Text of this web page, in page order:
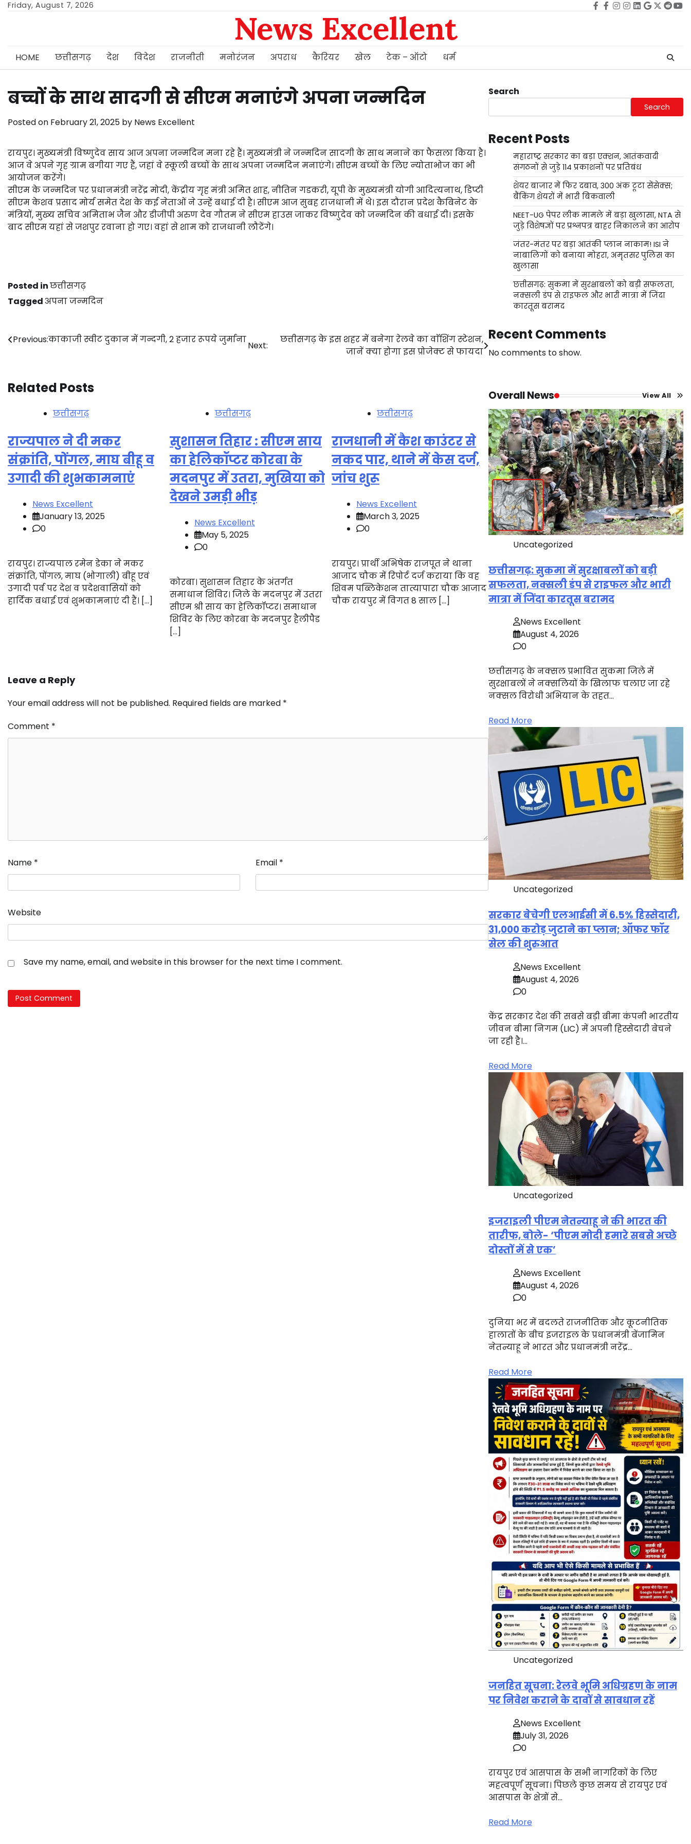
SkipFriday, August 7, 2026 Facebook
facebook
Instagram
instagram
Linkedin
google
Twitter
reddit
News Excellent
HOME छत्तीसगढ़ देश विदेश राजनीती मनोरंजन अपराध कैरियर खेल टेक – ऑटो धर्म
बच्चों के साथ सादगी से सीएम मनाएंगे अपना जन्‍मदिन
Posted on February 21, 2025 by News Excellent
रायपुर। मुख्‍यमंत्री विष्‍णुदेव साय आज अपना जन्‍मदिन मना रहे हैं। मुख्‍यमंत्री ने जन्‍मदिन सादगी के साथ मनाने का फैसला किया है।
आज वे अपने गृह ग्राम बगीया गए हैं, जहां वे स्‍कूली बच्‍चों के साथ अपना जन्‍मदिन मनाएंगे। सीएम बच्‍चों के लिए न्‍योताभोज का भी
आयोजन करेंगे।
सीएम के जन्‍मदिन पर प्रधानमंत्री नरेंद्र मोदी, केंद्रीय गृह मंत्री अमित शाह, नीतिन गडकरी, यूपी के मुख्‍यमंत्री योगी आदित्‍यनाथ, डिप्‍टी
सीएम केशव प्रसाद मोर्य समेत देश के कई नेताओं ने उन्‍हें बधाई दी है। सीएम आज सुबह राजधानी में थे। इस दौरान प्रदेश कैबिनेट के
मंत्रियों, मुख्‍य सचिव अमिताभ जैन और डीजीपी अरुण देव गौतम ने सीएम हाउस जाकर विष्‍णुदेव को जन्‍मदिन की बधाई दी। इसके
बाद सीएम यहां से जशपुर रवाना हो गए। वहां से शाम को राजधानी लौटेंगे।
Posted inछत्तीसगढ़
Taggedअपना जन्‍मदिन
Post
Previous:काकाजी स्वीट दुकान में गन्दगी, 2 हजार रूपये जुर्माना
Next:
छत्तीसगढ़ के इस शहर में बनेगा रेलवे का वाॅशिंग स्टेशन,
जानें क्या होगा इस प्रोजेक्ट से फायदा
Related Posts
छत्तीसगढ़
राज्यपाल ने दी मकर
संक्रांति, पोंगल, माघ बीहू व
उगादी की शुभकामनाएं
News Excellent
January 13, 2025
0
रायपुर। राज्यपाल रमेन डेका ने मकर
संक्रांति, पोंगल, माघ (भोगाली) बीहू एवं
उगादी पर्व पर देश व प्रदेशवासियों को
हार्दिक बधाई एवं शुभकामनाएं दी हैं। […]
छत्तीसगढ़
सुशासन तिहार : सीएम साय
का हेलिकॉप्टर कोरबा के
मदनपुर में उतरा, मुखिया को
देखने उमड़ी भीड़
News Excellent
May 5, 2025
0
कोरबा। सुशासन तिहार के अंतर्गत
समाधान शिविर। जिले के मदनपुर में उतरा
सीएम श्री साय का हेलिकॉप्टर। समाधान
शिविर के लिए कोरबा के मदनपुर हैलीपैड
[…]
छत्तीसगढ़
राजधानी में कैश काउंटर से
नकद पार, थाने में केस दर्ज,
जांच शुरू
News Excellent
March 3, 2025
0
रायपुर। प्रार्थी अभिषेक राजपूत ने थाना
आजाद चौक में रिपोर्ट दर्ज कराया कि वह
शिवम पब्लिकेशन तात्यापारा चौक आजाद
चौक रायपुर में विगत 8 साल […]
Leave a Reply
Your email address will not be published. Required fields are marked *
Comment *
Name * Email *
Website
Save my name, email, and website in this browser for the next time I comment.
Search
Search
Recent Posts
महाराष्ट्र सरकार का बड़ा एक्शन, आतंकवादी
संगठनों से जुड़े 114 प्रकाशनों पर प्रतिबंध
शेयर बाजार में फिर दबाव, 300 अंक टूटा सेंसेक्स;
बैंकिंग शेयरों में भारी बिकवाली
NEET-UG पेपर लीक मामले में बड़ा खुलासा, NTA से
जुड़े विशेषज्ञों पर प्रश्नपत्र बाहर निकालने का आरोप
जंतर-मंतर पर बड़ा आतंकी प्लान नाकाम! ISI ने
नाबालिगों को बनाया मोहरा, अमृतसर पुलिस का
खुलासा
छत्तीसगढ़: सुकमा में सुरक्षाबलों को बड़ी सफलता,
नक्सली डंप से राइफल और भारी मात्रा में जिंदा
कारतूस बरामद
Recent Comments
No comments to show.
Overall News View All
Uncategorized
छत्तीसगढ़: सुकमा में सुरक्षाबलों को बड़ी
सफलता, नक्सली डंप से राइफल और भारी
मात्रा में जिंदा कारतूस बरामद
News Excellent
August 4, 2026
0
छत्तीसगढ़ के नक्सल प्रभावित सुकमा जिले में
सुरक्षाबलों ने नक्सलियों के खिलाफ चलाए जा रहे
नक्सल विरोधी अभियान के तहत…
Read More
Uncategorized
सरकार बेचेगी एलआईसी में 6.5% हिस्सेदारी,
31,000 करोड़ जुटाने का प्लान; ऑफर फॉर
सेल की शुरुआत
News Excellent
August 4, 2026
0
केंद्र सरकार देश की सबसे बड़ी बीमा कंपनी भारतीय
जीवन बीमा निगम (LIC) में अपनी हिस्सेदारी बेचने
जा रही है।…
Read More
Uncategorized
इजराइली पीएम नेतन्याहू ने की भारत की
तारीफ, बोले- ‘पीएम मोदी हमारे सबसे अच्छे
दोस्तों में से एक’
News Excellent
August 4, 2026
0
दुनिया भर में बदलते राजनीतिक और कूटनीतिक
हालातों के बीच इजराइल के प्रधानमंत्री बेंजामिन
नेतन्याहू ने भारत और प्रधानमंत्री नरेंद्र…
Read More
Uncategorized
जनहित सूचना: रेलवे भूमि अधिग्रहण के नाम
पर निवेश कराने के दावों से सावधान रहें
News Excellent
July 31, 2026
0
रायपुर एवं आसपास के सभी नागरिकों के लिए
महत्वपूर्ण सूचना। पिछले कुछ समय से रायपुर एवं
आसपास के क्षेत्रों से…
Read More